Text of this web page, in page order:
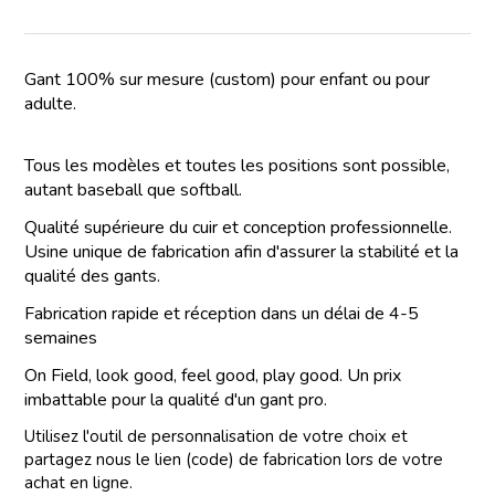
Gant 100% sur mesure (custom) pour enfant ou pour
adulte.
Tous les modèles et toutes les positions sont possible,
autant baseball que softball.
Qualité supérieure du cuir et conception professionnelle.
Usine unique de fabrication afin d'assurer la stabilité et la
qualité des gants.
Fabrication rapide et réception dans un délai de 4-5
semaines
On Field, look good, feel good, play good. Un prix
imbattable pour la qualité d'un gant pro.
Utilisez l'outil de personnalisation de votre choix et
partagez nous le lien (code) de fabrication lors de votre
achat en ligne.